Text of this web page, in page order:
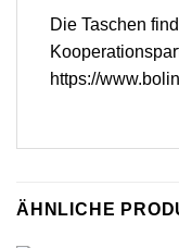
Die Taschen
https://
ÄHNLICHE